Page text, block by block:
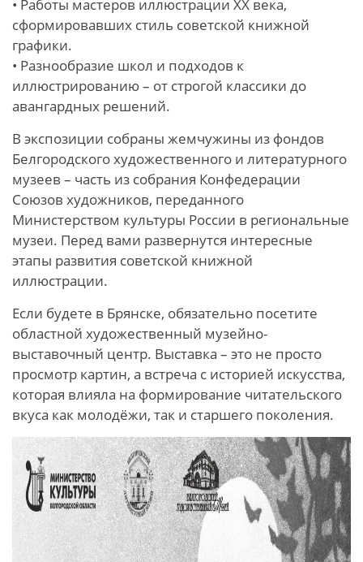
• Работы мастеров иллюстрации ХХ века,
сформировавших стиль советской книжной
графики.
• Разнообразие школ и подходов к
иллюстрированию – от строгой классики до
авангардных решений.
В экспозиции собраны жемчужины из фондов
Белгородского художественного и литературного
музеев – часть из собрания Конфедерации
Союзов художников, переданного
Министерством культуры России в региональные
музеи. Перед вами развернутся интересные
этапы развития советской книжной
иллюстрации.
Если будете в Брянске, обязательно посетите
областной художественный музейно-
выставочный центр. Выставка – это не просто
просмотр картин, а встреча с историей искусства,
которая влияла на формирование читательского
вкуса как молодёжи, так и старшего поколения.